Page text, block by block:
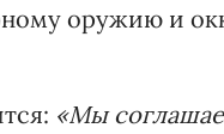
оружию и
«Мы